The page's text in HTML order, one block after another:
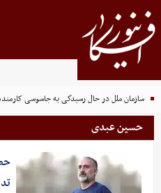
سازمان ملل در حال رسیدگی به جاسوسی
حسین عبدی